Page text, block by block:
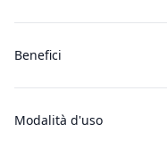
Benefici
Modalità d'uso